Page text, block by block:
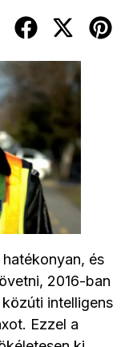
és
2016-ban
intelligens
Ezzel a